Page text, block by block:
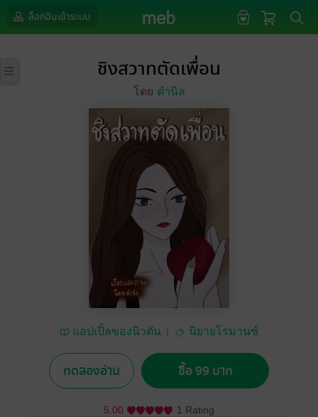
ล็อกอินเข้าระบบ
ชิงสวาทตัดเพื่อน
โดย ดำนิล
แอปเปิ้ลของนิวตัน นิยายโรมานซ์
ทดลองอ่าน ซื้อ 99 บาท
5.00 1 Rating